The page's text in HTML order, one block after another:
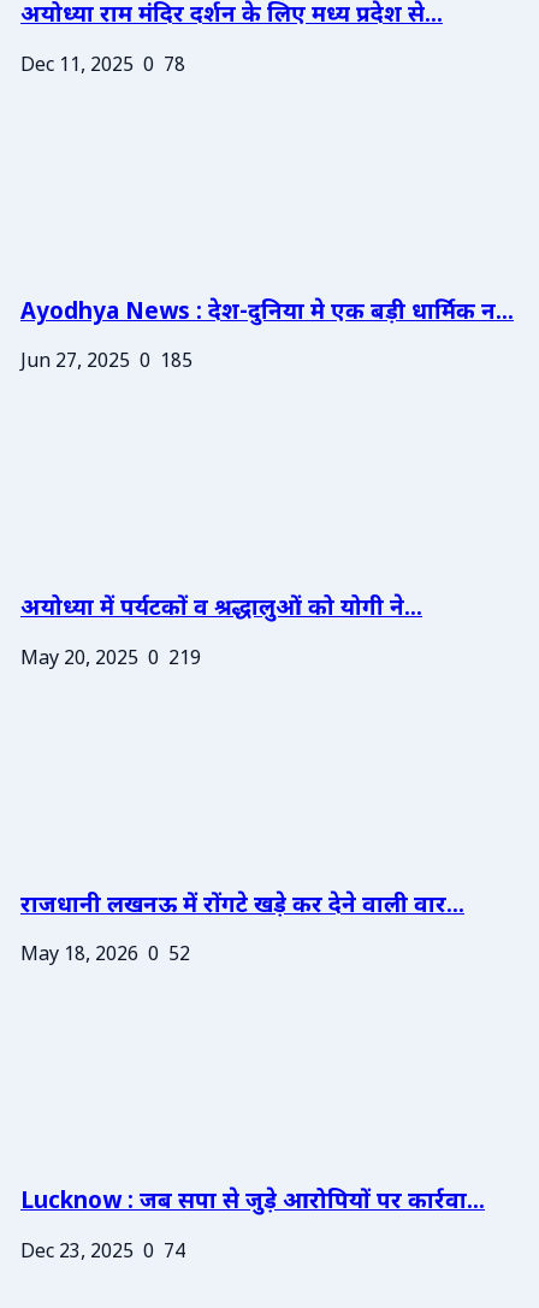
अयोध्या राम मंदिर दर्शन के लिए मध्य प्रदेश से...
Dec 11, 2025 0 78
Ayodhya News : देश-दुनिया मे एक बड़ी धार्मिक न...
Jun 27, 2025 0 185
अयोध्या में पर्यटकों व श्रद्धालुओं को योगी ने...
May 20, 2025 0 219
राजधानी लखनऊ में रोंगटे खड़े कर देने वाली वार...
May 18, 2026 0 52
Lucknow : जब सपा से जुड़े आरोपियों पर कार्रवा...
Dec 23, 2025 0 74